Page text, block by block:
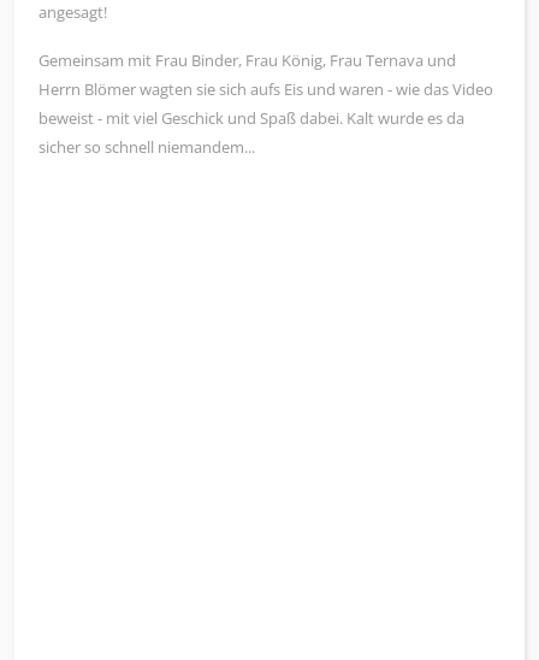
angesagt!
Gemeinsam mit Frau Binder, Frau König, Frau Ternava und
Herrn Blömer wagten sie sich aufs Eis und waren - wie das Video
beweist - mit viel Geschick und Spaß dabei. Kalt wurde es da
sicher so schnell niemandem...